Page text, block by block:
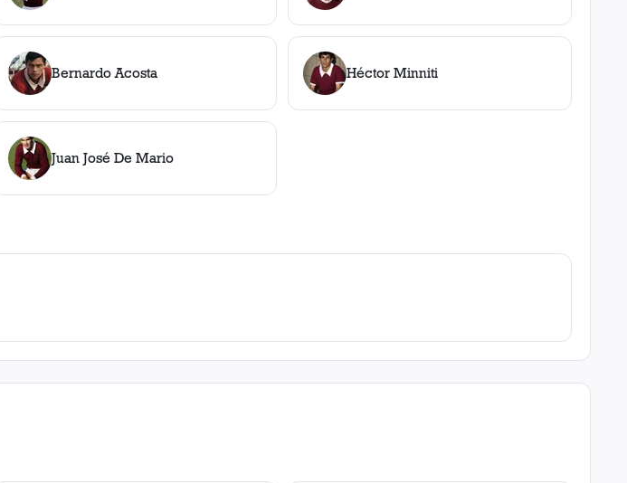
Bernardo Acosta Héctor Minniti
Juan José De Mario